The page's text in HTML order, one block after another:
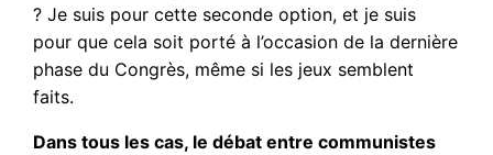
? Je suis pour cette seconde option, et je suis
pour que cela soit porté à l’occasion de la dernière
phase du Congrès, même si les jeux semblent
faits.
Dans tous les cas, le débat entre communistes